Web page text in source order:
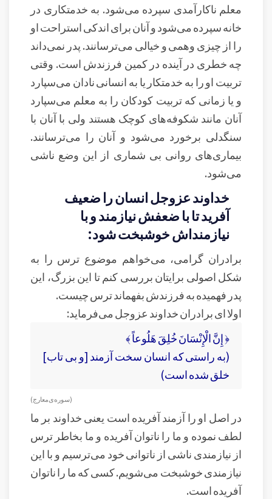
معلم ناکارآمدی سپرده می‌شود. به خدمتکاری در
خانه سپرده می‌شود و آنان برای اندکی استراحت او
را از چیزی وهمی و خیالی می‌ترسانند. پدر نمی‌داند
چه خطری در آینده در کمین فرزندش است. وقتی
تربیت او را به خدمتکار یا به انسانی نادان می‌سپارد
و یا زمانی که تربیت کودکان را به معلم می‌سپارد
آنان مانند شکوفه‌های کوچک هستند ولی با آنان با
سنگدلی برخورد می‌شود و آنان را می‌ترسانند.
بیماری‌های روانی بی شماری از این وضع ناشی
می‌شود.
خداوند عزوجل انسان را ضعیف
آفرید تا با ضعفش نیازمند و با
نیازمند‌اش خوشبخت شود:
برادران گرامی، می‌خواهم موضوع ترس را به
شکل اصولی برایتان بررسی کنم تا این بزرگ، این
پدر فهمیده به فرزندش بفهماند ترس چیست.
اولا ای برادران خداوند عزوجل می‌فرماید:
﴿ إِنَّ الْإِنْسَانَ خُلِقَ هَلُوعاً ﴾
(به راستى كه انسان سخت آزمند [و بى‏ تاب]
خلق شده است)
( سوره‌ی معارج )
در اصل او را آزمند آفریده است یعنی خداوند بر ما
لطف نموده و ما را ناتوان آفریده و ما بخاطر ترس
از نیازمندی ناشی از ناتوانی خود می‌ترسیم و با این
نیازمندی خوشبخت می‌شویم. کسی که ما را ناتوان
آفریده است.